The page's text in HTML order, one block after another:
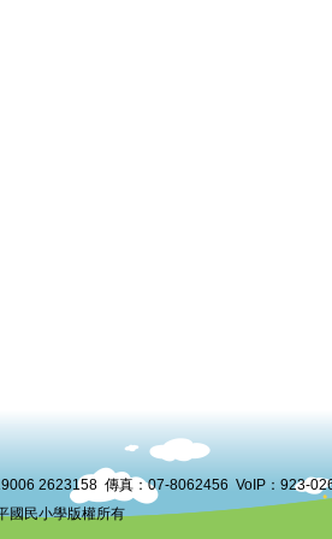
2623158 傳真：07-8062456 VoIP： 923-
國民小學版權所有